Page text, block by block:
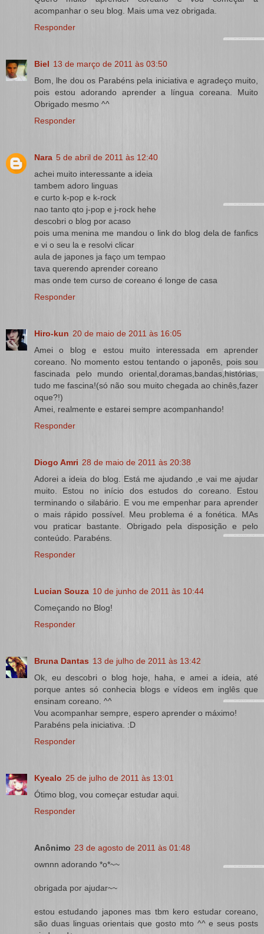
acompanhar o seu blog. Mais uma vez obrigada.
Responder
Biel 13 de março de 2011 às 03:50
Bom, lhe dou os Parabéns pela iniciativa e agradeço muito,
pois estou adorando aprender a língua coreana. Muito
Obrigado mesmo ^^
Responder
Nara 5 de abril de 2011 às 12:40
achei muito interessante a ideia
tambem adoro linguas
e curto k-pop e k-rock
nao tanto qto j-pop e j-rock hehe
descobri o blog por acaso
pois uma menina me mandou o link do blog dela de fanfics
e vi o seu la e resolvi clicar
aula de japones ja faço um tempao
tava querendo aprender coreano
mas onde tem curso de coreano é longe de casa
Responder
Hiro-kun 20 de maio de 2011 às 16:05
Amei o blog e estou muito interessada em aprender
coreano. No momento estou tentando o japonês, pois sou
fascinada pelo mundo oriental,doramas,bandas,histórias,
tudo me fascina!(só não sou muito chegada ao chinês,fazer
oque?!)
Amei, realmente e estarei sempre acompanhando!
Responder
Diogo Amri 28 de maio de 2011 às 20:38
Adorei a ideia do blog. Está me ajudando ,e vai me ajudar
muito. Estou no início dos estudos do coreano. Estou
terminando o silabário. E vou me empenhar para aprender
o mais rápido possível. Meu problema é a fonética. MAs
vou praticar bastante. Obrigado pela disposição e pelo
conteúdo. Parabéns.
Responder
Lucian Souza 10 de junho de 2011 às 10:44
Começando no Blog!
Responder
Bruna Dantas 13 de julho de 2011 às 13:42
Ok, eu descobri o blog hoje, haha, e amei a ideia, até
porque antes só conhecia blogs e vídeos em inglês que
ensinam coreano. ^^
Vou acompanhar sempre, espero aprender o máximo!
Parabéns pela iniciativa. :D
Responder
Kyealo 25 de julho de 2011 às 13:01
Ótimo blog, vou começar estudar aqui.
Responder
Anônimo 23 de agosto de 2011 às 01:48
ownnn adorando *o*~~
obrigada por ajudar~~
estou estudando japones mas tbm kero estudar coreano,
são duas linguas orientais que gosto mto ^^ e seus posts